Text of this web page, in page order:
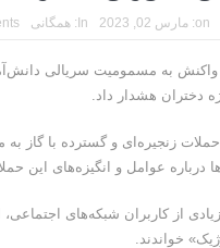
السید اسرائیل‌ستیز، خبر
تازه ترامپ چنین برمیآید
نتانیاهو به پاسدار احمد
رویترز از اختلاف نظر در
on: مارس 02, 2023 In: همگانی
واکنش به مسمومیت سریالی
دختران هشدار داد.
زنجیره‌ای و گسترده با گاز
درباره عوامل و انگیزه‌های این
از کاربران شبکه‌های
خواندند.